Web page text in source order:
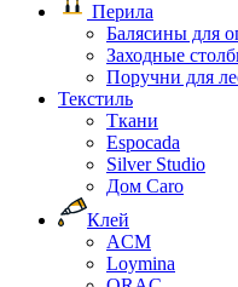
Перила
Балясины для
Заходные
Поручни для
Текстиль
Ткани
Espocada
Silver Studio
Дом Caro
Клей
ACM
Loymina